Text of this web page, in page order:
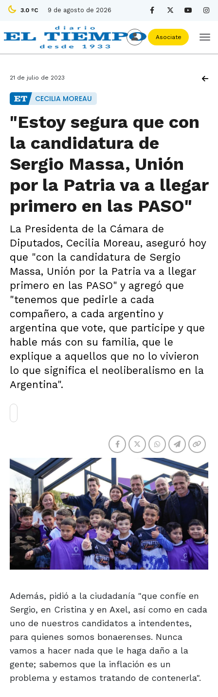
3.0 ºC 9 de agosto de 2026
Asociate
21 de julio de 2023
CECILIA MOREAU
"Estoy segura que con
la candidatura de
Sergio Massa, Unión
por la Patria va a llegar
primero en las PASO"
La Presidenta de la Cámara de
Diputados, Cecilia Moreau, aseguró hoy
que "con la candidatura de Sergio
Massa, Unión por la Patria va a llegar
primero en las PASO" y agregó que
"tenemos que pedirle a cada
compañero, a cada argentino y
argentina que vote, que participe y que
hable más con su familia, que le
explique a aquellos que no lo vivieron
lo que significa el neoliberalismo en la
Argentina".
Además, pidió a la ciudadanía "que confíe en
Sergio, en Cristina y en Axel, así como en cada
uno de nuestros candidatos a intendentes,
para quienes somos bonaerenses. Nunca
vamos a hacer nada que le haga daño a la
gente; sabemos que la inflación es un
problema y estamos tratando de contenerla".